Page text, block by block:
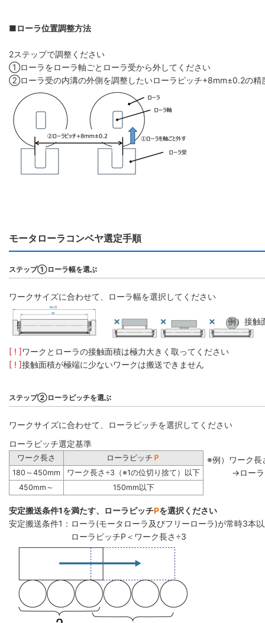
■ローラ位置調整方法
2ステップで調整ください
①ローラをローラ軸ごとローラ受から外してください
②ローラ受の内溝の外側を調整したいローラピッチ+8mm±0.2の精
モータローラコンベヤ選定手順
ステップ①ローラ幅を選ぶ
ワークサイズに合わせて、ローラ幅を選択してください
例）接触
[ ! ]ワークとローラの接触面積は極力大きく取ってください
[ ! ]接触面積が極端に少ないワークは搬送できません
ステップ②ローラピッチを選ぶ
ワークサイズに合わせて、ローラピッチを選択してください
ローラピッチ選定基準
ワーク長さ ローラピッチ Ｐ
180～450mm
ワーク長さ÷3（※1の位切り捨て）以下
450mm～
150mm以下
※例）ワーク
→ローラ
安定搬送条件1を満たす、ローラピッチPを選択ください
安定搬送条件1：ローラ(モータローラ及びフリーローラ)が常時3本
ローラピッチP＜ワーク長さ÷3